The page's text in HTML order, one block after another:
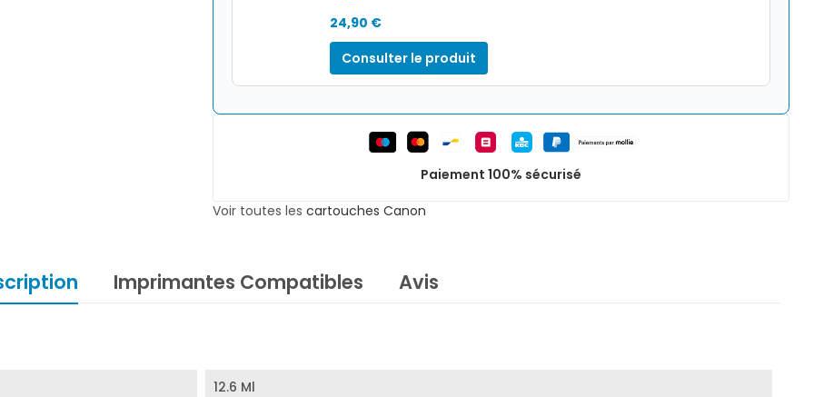
24,90 €
Consulter le produit
Paiement 100% sécurisé
Voir toutes les cartouches Canon
Imprimantes Compatibles Avis
12.6 Ml